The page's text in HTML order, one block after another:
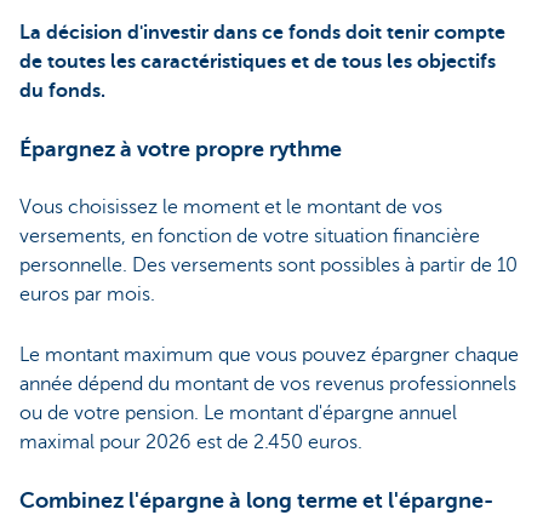
La décision d'investir dans ce fonds doit tenir compte
de toutes les caractéristiques et de tous les objectifs
du fonds.
Épargnez à votre propre rythme
Vous choisissez le moment et le montant de vos
versements, en fonction de votre situation financière
personnelle. Des versements sont possibles à partir de 10
euros par mois.
Le montant maximum que vous pouvez épargner chaque
année dépend du montant de vos revenus professionnels
ou de votre pension. Le montant d'épargne annuel
maximal pour 2026 est de 2.450 euros.
Combinez l'épargne à long terme et l'épargne-